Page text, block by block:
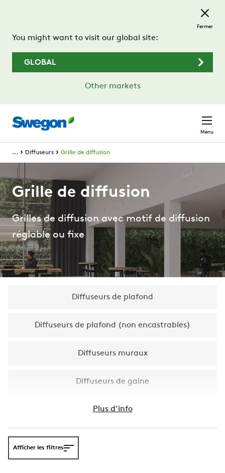
You might want to visit our global site:
GLOBAL
Other markets
Fermer
Menu
... Diffuseurs Grille de diffusion
Grille de diffusion
Grilles de diffusion avec motif de diffusion
réglable ou fixe
Diffuseurs de plafond
Diffuseurs de plafond (non encastrables)
Diffuseurs muraux
Diffuseurs de gaine
Plus d’info
Afficher les filtres